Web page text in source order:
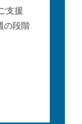
支援
の段階